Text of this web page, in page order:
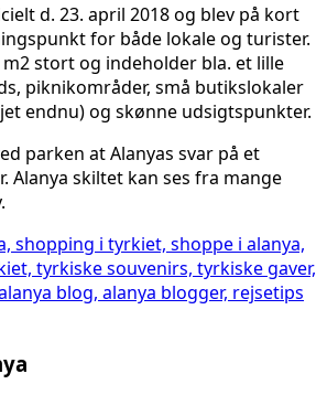
d. 23. april 2018 og blev på kort
for både lokale og turister.
stort og indeholder bla. et lille
piknikområder, små butikslokaler
endnu) og skønne udsigtspunkter.
parken at Alanyas svar på et
Alanya skiltet kan ses fra mange